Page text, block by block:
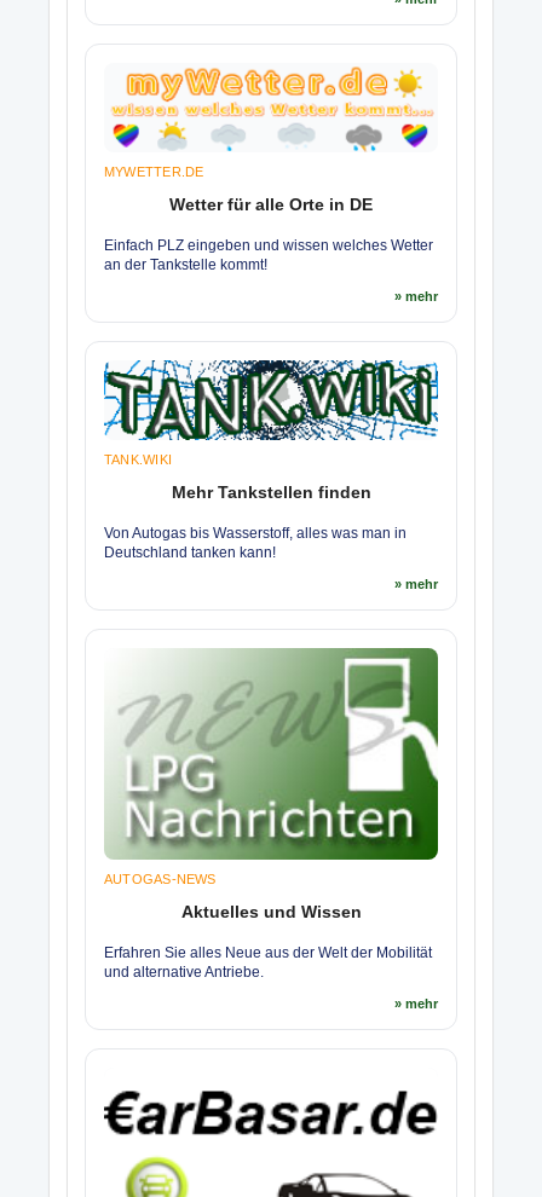
MYWETTER.DE
Wetter für alle Orte in DE
Einfach PLZ eingeben und wissen welches Wetter
an der Tankstelle kommt!
» mehr
TANK.WIKI
Mehr Tankstellen finden
Von Autogas bis Wasserstoff, alles was man in
Deutschland tanken kann!
» mehr
AUTOGAS-NEWS
Aktuelles und Wissen
Erfahren Sie alles Neue aus der Welt der Mobilität
und alternative Antriebe.
» mehr